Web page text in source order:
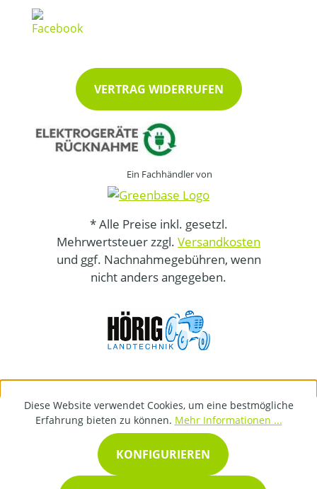
VERTRAG WIDERRUFEN
Ein Fachhändler von
* Alle Preise inkl. gesetzl.
Mehrwertsteuer zzgl. Versandkosten
und ggf. Nachnahmegebühren, wenn
nicht anders angegeben.
Diese Website verwendet Cookies, um eine bestmögliche
Erfahrung bieten zu können. Mehr Informationen ...
KONFIGURIEREN